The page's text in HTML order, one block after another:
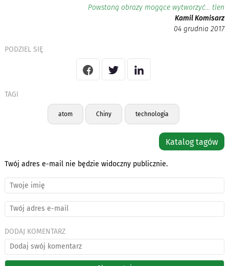
Powstaną obrazy mogące wytworzyć… tlen
Kamil Komisarz
04 grudnia 2017
PODZIEL SIĘ
TAGI
atom Chiny technologia
Katalog tagów
Twój adres e-mail nie będzie widoczny publicznie.
DODAJ KOMENTARZ